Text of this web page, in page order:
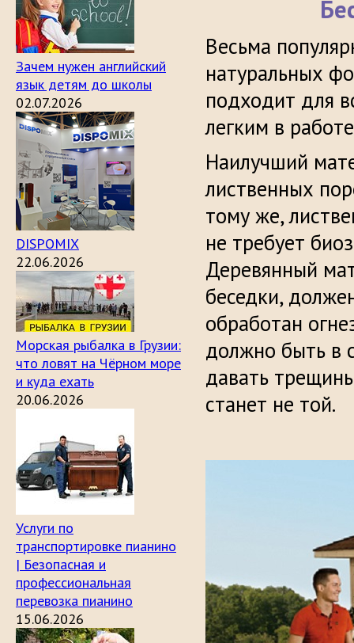
Зачем нужен английский
язык детям до школы
02.07.2026
DISPOMIX
22.06.2026
Морская рыбалка в Грузии:
что ловят на Чёрном море
и куда ехать
20.06.2026
Услуги по
транспортировке пианино
| Безопасная и
профессиональная
перевозка пианино
15.06.2026
Весьма
натуральных
подходит для
легким в
Наилучший
лиственных
тому же,
не требует
Деревянный
беседки,
обработан
должно быть в
давать
станет не той.